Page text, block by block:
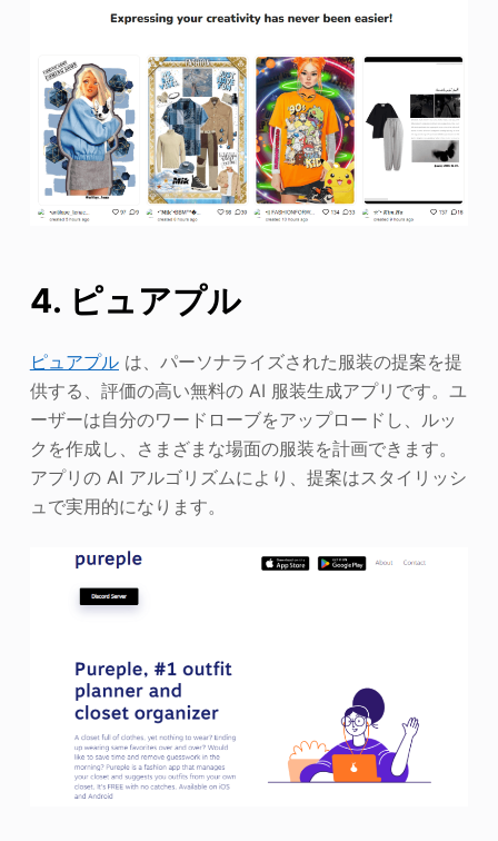
4. ピュアプル
ピュアプルは、パーソナライズされた服装の提案を提
供する、評価の高い無料の AI 服装生成アプリです。ユ
ーザーは自分のワードローブをアップロードし、ルッ
クを作成し、さまざまな場面の服装を計画できます。
アプリの AI アルゴリズムにより、提案はスタイリッシ
ュで実用的になります。